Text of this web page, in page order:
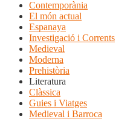
Contemporània
El món actual
Espanaya
Investigació i Corrents
Medieval
Moderna
Prehistòria
Literatura
Clàssica
Guies i Viatges
Medieval i Barroca